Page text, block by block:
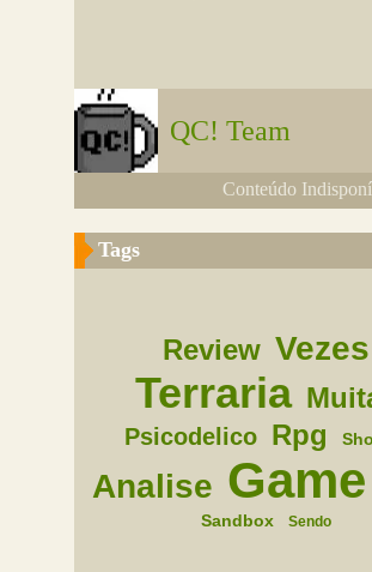
QC! Team
Conteúdo
Tags
Review Vezes
Terraria
Psicodelico Rpg
Analise Game
Sandbox Sendo